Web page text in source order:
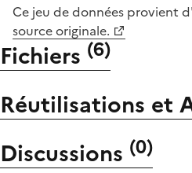
Ce jeu de données provient
source originale.
Fichiers (6)
Réutilisations et
Discussions (0)